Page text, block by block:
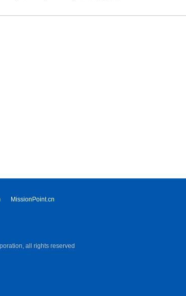
MissionPoint.cn
all rights reserved